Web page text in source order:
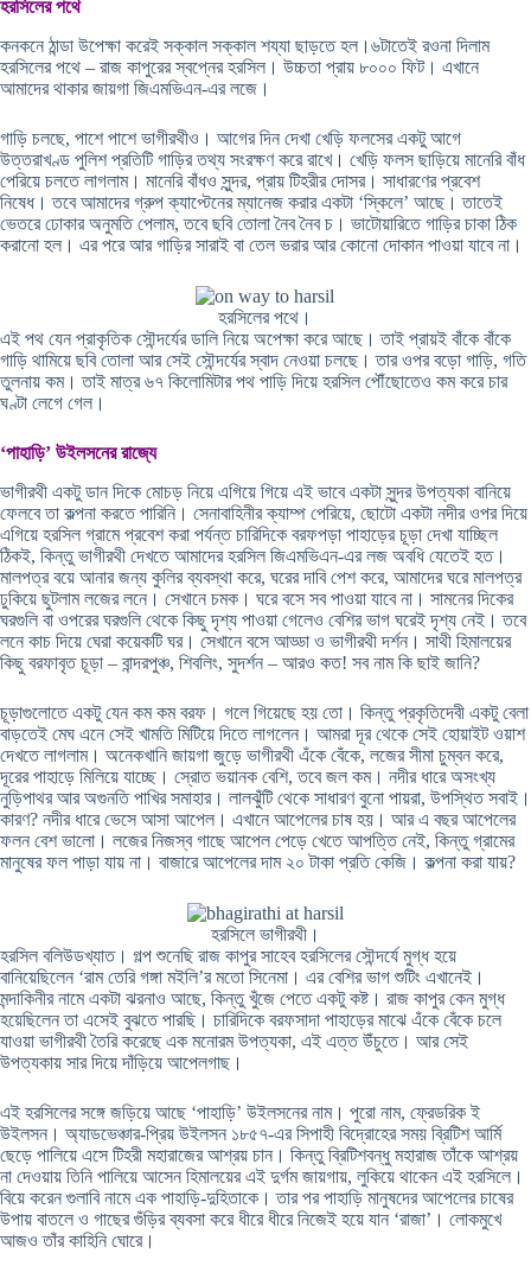
হরসিলের পথে
কনকনে ঠান্ডা উপেক্ষা করেই সক্কাল সক্কাল শয্যা ছাড়তে হল।৬টাতেই রওনা দিলাম
হরসিলের পথে – রাজ কাপুরের স্বপ্নের হরসিল। উচ্চতা প্রায় ৮০০০ ফিট। এখানে
আমাদের থাকার জায়গা জিএমভিএন-এর লজে।
গাড়ি চলছে, পাশে পাশে ভাগীরথীও। আগের দিন দেখা খেড়ি ফলসের একটু আগে
উত্তরাখণ্ড পুলিশ প্রতিটি গাড়ির তথ্য সংরক্ষণ করে রাখে। খেড়ি ফলস ছাড়িয়ে মানেরি বাঁধ
পেরিয়ে চলতে লাগলাম। মানেরি বাঁধও সুন্দর, প্রায় টিহরীর দোসর। সাধারণের প্রবেশ
নিষেধ। তবে আমাদের গ্রুপ ক্যাপ্টেনের ম্যানেজ করার একটা ‘স্কিলে’ আছে। তাতেই
ভেতরে ঢোকার অনুমতি পেলাম, তবে ছবি তোলা নৈব নৈব চ। ভাটোয়ারিতে গাড়ির চাকা ঠিক
করানো হল। এর পরে আর গাড়ির সারাই বা তেল ভরার আর কোনো দোকান পাওয়া যাবে না।
হরসিলের পথে।
এই পথ যেন প্রাকৃতিক সৌন্দর্যের ডালি নিয়ে অপেক্ষা করে আছে। তাই প্রায়ই বাঁকে বাঁকে
গাড়ি থামিয়ে ছবি তোলা আর সেই সৌন্দর্যের স্বাদ নেওয়া চলছে। তার ওপর বড়ো গাড়ি, গতি
তুলনায় কম। তাই মাত্র ৬৭ কিলোমিটার পথ পাড়ি দিয়ে হরসিল পৌঁছোতেও কম করে চার
ঘণ্টা লেগে গেল।
‘পাহাড়ি’ উইলসনের রাজ্যে
ভাগীরথী একটু ডান দিকে মোচড় নিয়ে এগিয়ে গিয়ে এই ভাবে একটা সুন্দর উপত্যকা বানিয়ে
ফেলবে তা কল্পনা করতে পারিনি। সেনাবাহিনীর ক্যাম্প পেরিয়ে, ছোটো একটা নদীর ওপর দিয়ে
এগিয়ে হরসিল গ্রামে প্রবেশ করা পর্যন্ত চারিদিকে বরফপড়া পাহাড়ের চূড়া দেখা যাচ্ছিল
ঠিকই, কিন্তু ভাগীরথী দেখতে আমাদের হরসিল জিএমভিএন-এর লজ অবধি যেতেই হত।
মালপত্র বয়ে আনার জন্য কুলির ব্যবস্থা করে, ঘরের দাবি পেশ করে, আমাদের ঘরে মালপত্র
ঢুকিয়ে ছুটলাম লজের লনে। সেখানে চমক। ঘরে বসে সব পাওয়া যাবে না। সামনের দিকের
ঘরগুলি বা ওপরের ঘরগুলি থেকে কিছু দৃশ্য পাওয়া গেলেও বেশির ভাগ ঘরেই দৃশ্য নেই। তবে
লনে কাচ দিয়ে ঘেরা কয়েকটি ঘর। সেখানে বসে আড্ডা ও ভাগীরথী দর্শন। সাথী হিমালয়ের
কিছু বরফাবৃত চূড়া – বান্দরপুঞ্চ, শিবলিং, সুদর্শন – আরও কত! সব নাম কি ছাই জানি?
চূড়াগুলোতে একটু যেন কম কম বরফ। গলে গিয়েছে হয় তো। কিন্তু প্রকৃতিদেবী একটু বেলা
বাড়তেই মেঘ এনে সেই খামতি মিটিয়ে দিতে লাগলেন। আমরা দূর থেকে সেই হোয়াইট ওয়াশ
দেখতে লাগলাম। অনেকখানি জায়গা জুড়ে ভাগীরথী এঁকে বেঁকে, লজের সীমা চুম্বন করে,
দূরের পাহাড়ে মিলিয়ে যাচ্ছে। স্রোত ভয়ানক বেশি, তবে জল কম। নদীর ধারে অসংখ্য
নুড়িপাথর আর অগুনতি পাখির সমাহার। লালঝুঁটি থেকে সাধারণ বুনো পায়রা, উপস্থিত সবাই।
কারণ? নদীর ধারে ভেসে আসা আপেল। এখানে আপেলের চাষ হয়। আর এ বছর আপেলের
ফলন বেশ ভালো। লজের নিজস্ব গাছে আপেল পেড়ে খেতে আপত্তি নেই, কিন্তু গ্রামের
মানুষের ফল পাড়া যায় না। বাজারে আপেলের দাম ২০ টাকা প্রতি কেজি। কল্পনা করা যায়?
হরসিলে ভাগীরথী।
হরসিল বলিউডখ্যাত। গল্প শুনেছি রাজ কাপুর সাহেব হরসিলের সৌন্দর্যে মুগ্ধ হয়ে
বানিয়েছিলেন ‘রাম তেরি গঙ্গা মইলি’র মতো সিনেমা। এর বেশির ভাগ শুটিং এখানেই।
মন্দাকিনীর নামে একটা ঝরনাও আছে, কিন্তু খুঁজে পেতে একটু কষ্ট। রাজ কাপুর কেন মুগ্ধ
হয়েছিলেন তা এসেই বুঝতে পারছি। চারিদিকে বরফসাদা পাহাড়ের মাঝে এঁকে বেঁকে চলে
যাওয়া ভাগীরথী তৈরি করেছে এক মনোরম উপত্যকা, এই এত্ত উঁচুতে। আর সেই
উপত্যকায় সার দিয়ে দাঁড়িয়ে আপেলগাছ।
এই হরসিলের সঙ্গে জড়িয়ে আছে ‘পাহাড়ি’ উইলসনের নাম। পুরো নাম, ফ্রেডরিক ই
উইলসন। অ্যাডভেঞ্চার-প্রিয় উইলসন ১৮৫৭-এর সিপাহী বিদ্রোহের সময় ব্রিটিশ আর্মি
ছেড়ে পালিয়ে এসে টিহরী মহারাজের আশ্রয় চান। কিন্তু ব্রিটিশবন্ধু মহারাজ তাঁকে আশ্রয়
না দেওয়ায় তিনি পালিয়ে আসেন হিমালয়ের এই দুর্গম জায়গায়, লুকিয়ে থাকেন এই হরসিলে।
বিয়ে করেন গুলাবি নামে এক পাহাড়ি-দুহিতাকে। তার পর পাহাড়ি মানুষদের আপেলের চাষের
উপায় বাতলে ও গাছের গুঁড়ির ব্যবসা করে ধীরে ধীরে নিজেই হয়ে যান ‘রাজা’। লোকমুখে
আজও তাঁর কাহিনি ঘোরে।